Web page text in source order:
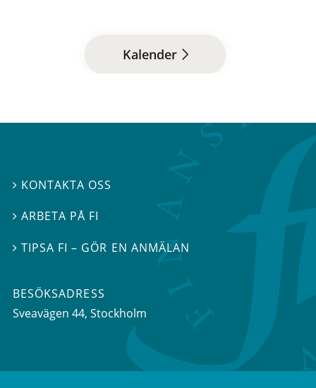
Kalender
 KONTAKTA OSS
ARBETA PÅ FI
TIPSA FI – GÖR EN ANMÄLAN
BESÖKSADRESS
Sveavägen 44, Stockholm